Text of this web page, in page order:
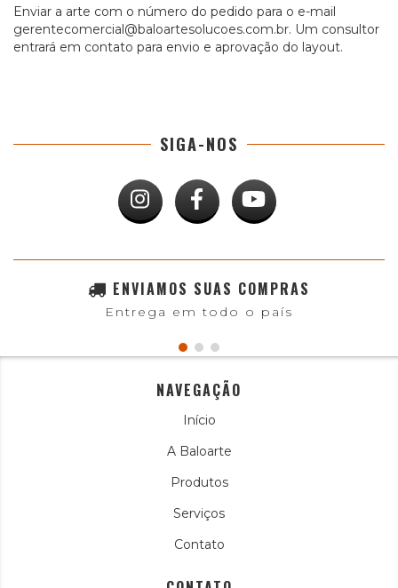
Enviar a arte com o número do pedido para o e-mail
gerentecomercial@baloartesolucoes.com.br. Um consultor
entrará em contato para envio e aprovação do layout.
SIGA-NOS
ENVIAMOS SUAS COMPRAS
Entrega em todo o país
NAVEGAÇÃO
Início
A Baloarte
Produtos
Serviços
Contato